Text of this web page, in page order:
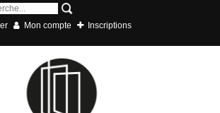
Mon compte Inscriptions